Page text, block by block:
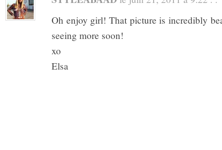
Oh enjoy girl! That picture is incredibly
seeing more soon!
xo
Elsa